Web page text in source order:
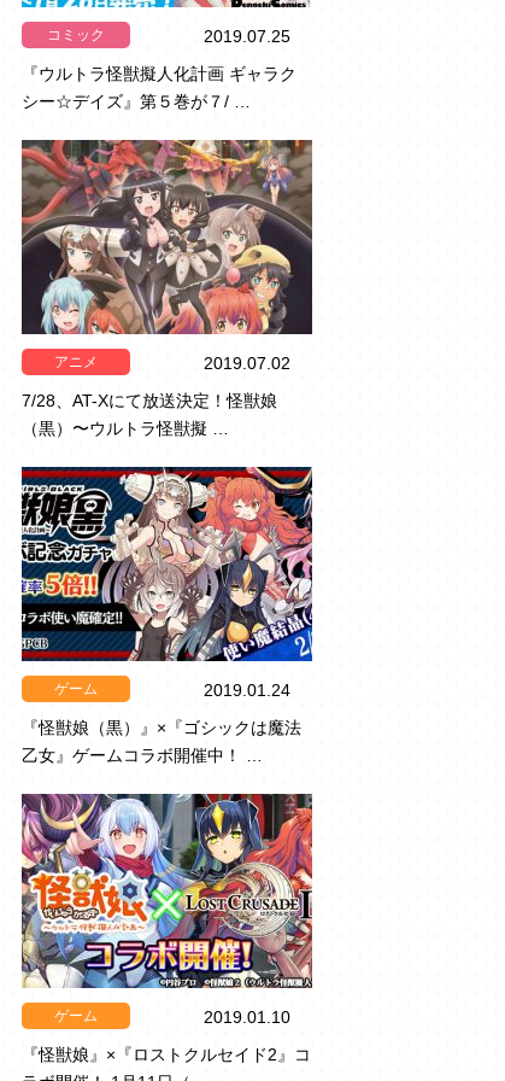
コミック
2019.07.25
『ウルトラ怪獣擬人化計画 ギャラク
シー☆デイズ』第５巻が７/ …
アニメ
2019.07.02
7/28、AT-Xにて放送決定！怪獣娘
（黒）〜ウルトラ怪獣擬 …
ゲーム
2019.01.24
『怪獣娘（黒）』×『ゴシックは魔法
乙女』ゲームコラボ開催中！ …
ゲーム
2019.01.10
『怪獣娘』×『ロストクルセイド2』コ